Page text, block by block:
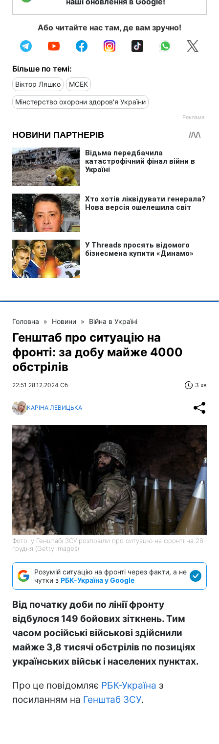
Або читайте нас там, де вам зручно!
Більше по темі:
Віктор Ляшко МСЕК
Мінстерство охорони здоров'я України
Головна » Новини » Війна в Україні
Генштаб про ситуацію на
фронті: за добу майже 4000
обстрілів
22:51 28.12.2024 Сб 3 хв
КАРІНА ЛЕВИЦЬКА
Фото: у Генштабі ЗСУ розповіли про ситуацію на фронті на 28
грудня (Getty Images)
Розумій ситуацію на фронті через факти, а не
чутки з РБК-Україна у Google
Від початку доби по лінії фронту
відбулося 149 бойових зіткнень. Тим
часом російські військові здійснили
майже 3,8 тисячі обстрілів по позиціях
українських військ і населених пунктах.
Про це повідомляє РБК-Україна з
посиланням на Генштаб ЗСУ.